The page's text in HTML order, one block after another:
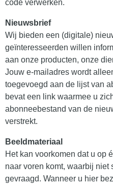
code verwerken.
Nieuwsbrief
Wij bieden een (digitale)
geïnteresseerden willen
aan onze producten, onze
Jouw e-mailadres wordt
toegevoegd aan de lijst van
bevat een link waarmee u
abonneebestand van de
verstrekt.
Beeldmateriaal
Het kan voorkomen dat u op
naar voren komt, waarbij niet
gevraagd. Wanneer u hier